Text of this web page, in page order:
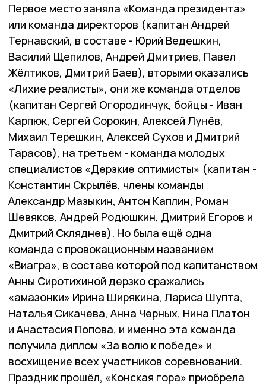
Первое место заняла «Команда президента»
или команда директоров (капитан Андрей
Тернавский, в составе - Юрий Ведешкин,
Василий Щепилов, Андрей Дмитриев, Павел
Жёлтиков, Дмитрий Баев), вторыми оказались
«Лихие реалисты», они же команда отделов
(капитан Сергей Огородинчук, бойцы - Иван
Карпюк, Сергей Сорокин, Алексей Лунёв,
Михаил Терешкин, Алексей Сухов и Дмитрий
Тарасов), на третьем - команда молодых
специалистов «Дерзкие оптимисты» (капитан -
Константин Скрылёв, члены команды
Александр Мазыкин, Антон Каплин, Роман
Шевяков, Андрей Родюшкин, Дмитрий Егоров и
Дмитрий Скляднев). Но была ещё одна
команда с провокационным названием
«Виагра», в составе которой под капитанством
Анны Сиротихиной дерзко сражались
«амазонки» Ирина Ширякина, Лариса Шупта,
Наталья Сикачева, Анна Черных, Нина Платон
и Анастасия Попова, и именно эта команда
получила диплом «За волю к победе» и
восхищение всех участников соревнований.
Праздник прошёл, «Конская гора» приобрела